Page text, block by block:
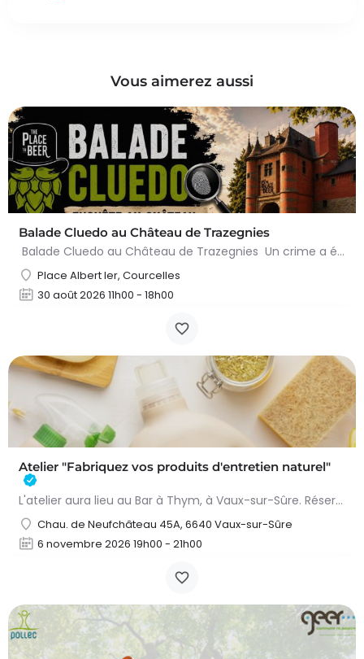
Vous aimerez aussi
Balade Cluedo au Château de Trazegnies
Balade Cluedo au Château de Trazegnies Un crime a été commis au Château de Trazegnies… À vous de résoudre…
Place Albert Ier, Courcelles
30 août 2026 11h00 - 18h00
Atelier "Fabriquez vos produits d'entretien naturel"
L'atelier aura lieu au Bar à Thym, à Vaux-sur-Sûre. Réservation :
Chau. de Neufchâteau 45A, 6640 Vaux-sur-Sûre
6 novembre 2026 19h00 - 21h00